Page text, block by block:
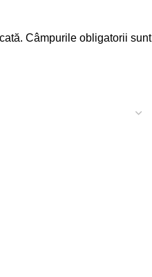
Câmpurile obligatorii sunt